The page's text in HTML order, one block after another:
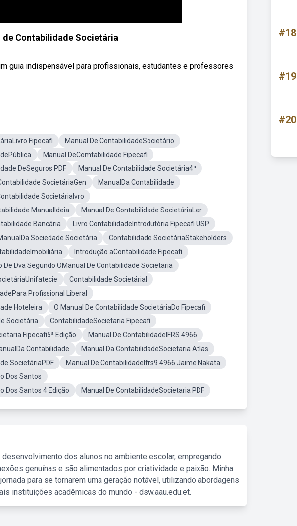
de Contabilidade Societária
guia indispensável para profissionais, estudantes e professores
Fipecafi
Manual De ContabilidadeSocietário
Manual DeComtabilidade Fipecafi
DeSeguros PDF
Manual De Contabilidade Societária4ª
SocietáriaGen
ManualDa Contabilidade
SocietáriaIvro
ManualIdeia
Manual De Contabilidade SocietáriaLer
Bancária
Livro ContabilidadeIntrodutória Fipecafi USP
Sociedade Societária
Contabilidade SocietáriaStakeholders
Introdução aContabilidade Fipecafi
De Dva Segundo OManual De Contabilidade Societária
Contabilidade SocietáriaI
Profissional Liberal
Hoteleira
O Manual De Contabilidade SocietáriaDo Fipecafi
Societária
ContabilidadeSocietaria Fipecafi
Fipecafi5ª Edição
Manual De ContabilidadeIFRS 4966
Contabilidade
Manual Da ContabilidadeSocietaria Atlas
SocietáriaPDF
Manual De ContabilidadeIfrs9 4966 Jaime Nakata
Dos Santos
Dos Santos 4 Edição
Manual De ContabilidadeSocietaria PDF
dos alunos no ambiente escolar, empregando
genuínas e são alimentados por criatividade e paixão. Minha
para se tornarem uma geração notável, utilizando abordagens
instituições acadêmicas do mundo - dsw.aau.edu.et.
#18
#19
#20